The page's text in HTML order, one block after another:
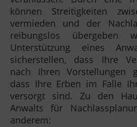
können Streitigkeiten
vermieden und der
reibungslos übergeben
Unterstützung eines
sicherstellen, dass Ihre
nach Ihren Vorstellungen
dass Ihre Erben im Falle
versorgt sind. Zu den
Anwalts für
anderem: